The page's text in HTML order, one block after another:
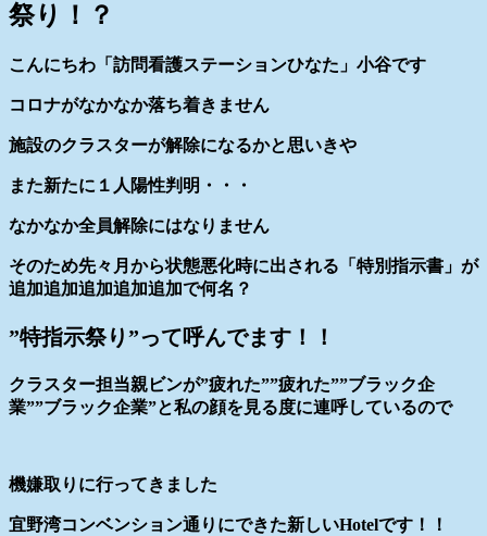
祭り！？
こんにちわ「訪問看護ステーションひなた」小谷です
コロナがなかなか落ち着きません
施設のクラスターが解除になるかと思いきや
また新たに１人陽性判明・・・
なかなか全員解除にはなりません
そのため先々月から状態悪化時に出される「特別指示書」が
追加追加追加追加追加で何名？
”特指示祭り”って呼んでます！！
クラスター担当親ビンが”疲れた””疲れた””ブラック企
業””ブラック企業”と私の顔を見る度に連呼しているので
機嫌取りに行ってきました
宜野湾コンベンション通りにできた新しいHotelです！！